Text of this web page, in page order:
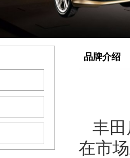
品牌介绍
丰田
在市